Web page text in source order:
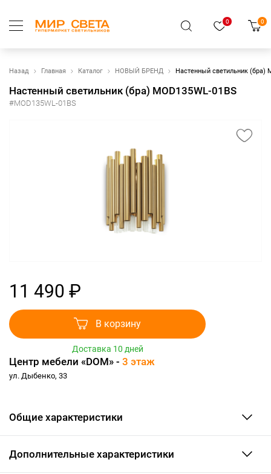
0 0
Назад Главная Каталог НОВЫЙ БРЕНД Настенный светильник (бра)
Настенный светильник (бра) MOD135WL-01BS
#MOD135WL-01BS
11 490 ₽
В корзину
Доставка 10 дней
Центр мебели «DOM» - 3 этаж
ул. Дыбенко, 33
Общие характеристики
Дополнительные характеристики